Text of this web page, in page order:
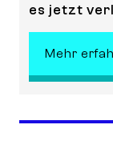
es jetzt
Mehr